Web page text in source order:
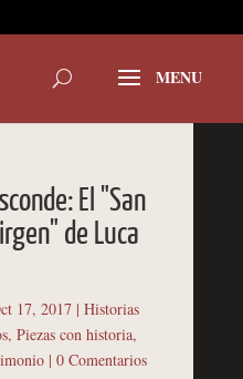
El "San
de Luca
17, 2017| Historias
, Piezas con historia,
| 0 Comentarios